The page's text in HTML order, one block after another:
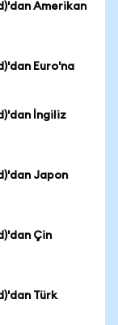
Amerikan
Euro'na
İngiliz
Japon
Çin
Türk